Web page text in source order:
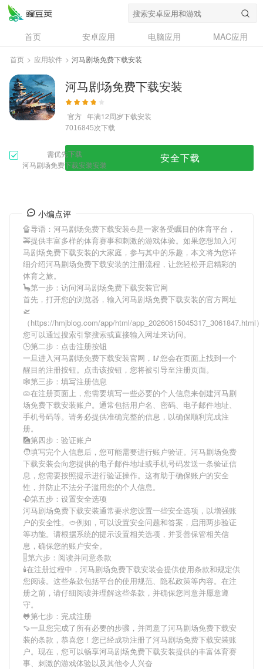
首页 安卓应用 电脑应用
MAC应用
资讯
专题
问答
首页 > 应用软件 > 河马剧场免费下载安装
河马剧场免费下载安装
官方 年满12周岁下载安装
7016845次下载
需优先下载
河马剧场免费下载安装安装
安全下载
小编点评
🔏导语： 河马剧场免费下载安装⛵️是一家备受瞩目的体育平台，
🚕提供丰富多样的体育赛事和刺激的游戏体验。如果您想加入河
马剧场免费下载安装的大家庭，参与其中的乐趣，本文将为您详
细介绍河马剧场免费下载安装的注册流程，让您轻松开启精彩的
体育之旅。
🦕第一步：访问河马剧场免费下载安装官网
首先，打开您的浏览器，输入河马剧场免费下载安装的官方网址
🛫
（https://hmjblog.com/app/html/app_20260615045317_3061847.html
您可以通过搜索引擎搜索或直接输入网址来访问。
🕒第二步：点击注册按钮
一旦进入河马剧场免费下载安装官网，🥢您会在页面上找到一个
醒目的注册按钮。点击该按钮，您将被引导至注册页面。
🕸第三步：填写注册信息
🥧在注册页面上，您需要填写一些必要的个人信息来创建河马剧
场免费下载安装账户。通常包括用户名、密码、电子邮件地址、
手机号码等。请务必提供准确完整的信息，以确保顺利完成注
册。
🎑第四步：验证账户
🧑填写完个人信息后，您可能需要进行账户验证。 河马剧场免费
下载安装会向您提供的电子邮件地址或手机号码发送一条验证信
息，您需要按照提示进行验证操作。这有助于确保账户的安全
性，并防止不法分子滥用您的个人信息。
🥀第五步：设置安全选项
河马剧场免费下载安装通常要求您设置一些安全选项，以增强账
户的安全性。🥙例如，可以设置安全问题和答案，启用两步验证
等功能。请根据系统的提示设置相关选项，并妥善保管相关信
息，确保您的账户安全。
🎚第六步：阅读并同意条款
🕯在注册过程中， 河马剧场免费下载安装会提供使用条款和规定供
您阅读。这些条款包括平台的使用规范、隐私政策等内容。在注
册之前，请仔细阅读并理解这些条款，并确保您同意并愿意遵
守。
🐸第七步：完成注册
🍠一旦您完成了所有必要的步骤，并同意了河马剧场免费下载安
装的条款，恭喜您！您已经成功注册了河马剧场免费下载安装账
户。现在，您可以畅享河马剧场免费下载安装提供的丰富体育赛
事、刺激的游戏体验以及其他令人兴奋